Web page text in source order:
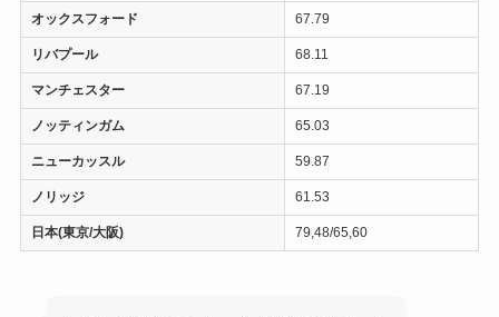
オックスフォード 67.79
リバプール 68.11
マンチェスター 67.19
ノッティンガム 65.03
ニューカッスル 59.87
ノリッジ 61.53
日本(東京/大阪) 79,48/65,60